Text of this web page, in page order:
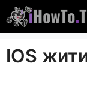
Пропустити
вміст
IOS